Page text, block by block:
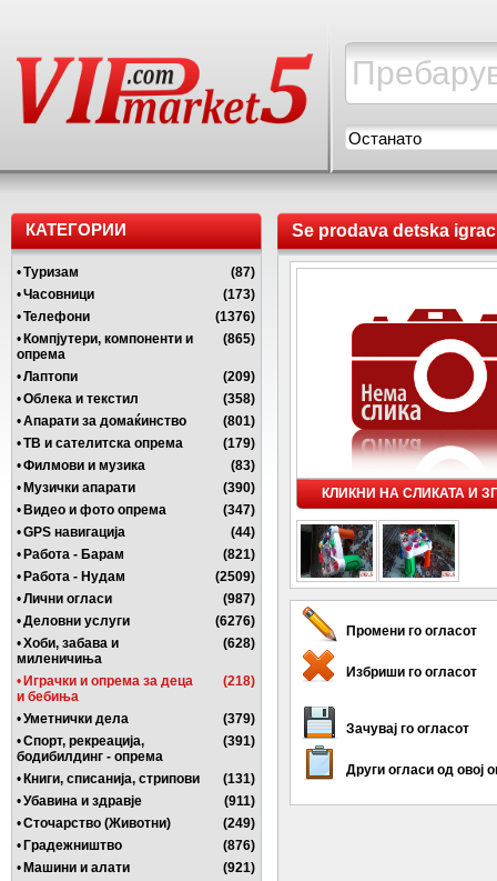
Останато
КАТЕГОРИИ
•Туризам
(87)
•Часовници
(173)
•Телефони
(1376)
• Компјутери, компоненти и
опрема
(865)
•Лаптопи
(209)
•Облека и текстил
(358)
•Апарати за домаќинство
(801)
•ТВ и сателитска опрема
(179)
•Филмови и музика
(83)
• Музички апарати
(390)
• Видео и фото опрема
(347)
•GPS навигација
(44)
• Работа - Барам
(821)
• Работа - Нудам
(2509)
•Лични огласи
(987)
•Деловни услуги
(6276)
•Хоби, забава и
миленичиња
(628)
• Играчки и опрема за деца
и бебиња
(218)
•Уметнички дела
(379)
•Спорт, рекреација,
бодибилдинг - опрема
(391)
• Книги, списанија, стрипови
(131)
•Убавина и здравје
(911)
•Сточарство (Животни)
(249)
• Градежништво
(876)
• Машини и алати
(921)
Se prodava detska
КЛИКНИ НА СЛИКАТА И
Промени го огласот
Избриши го огласот
Зачувај го огласот
Други огласи од овој